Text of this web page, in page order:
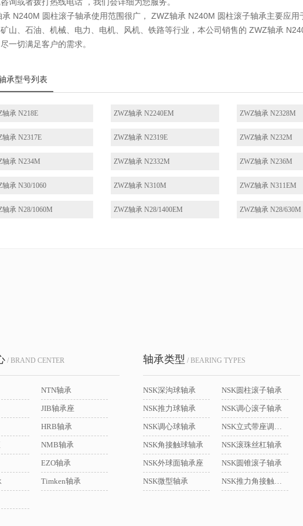
N240M 圆柱滚子轴承使用范围很广， ZWZ轴承 N240M 圆柱滚子轴承主要应用
山、石油、机械、电力、电机、风机、铁路等行业，本公司销售的 ZWZ轴承
一切满足客户的需求。
承型号列表
轴承 N218E ZWZ轴承 N2240EM ZWZ轴承 N2328M
轴承 N2317E ZWZ轴承 N2319E ZWZ轴承 N232M
轴承 N234M ZWZ轴承 N2332M ZWZ轴承 N236M
轴承 N30/1060 ZWZ轴承 N310M ZWZ轴承 N311EM
轴承 N28/1060M ZWZ轴承 N28/1400EM ZWZ轴承 N28/630M
/ BRAND CENTER
NTN轴承
JIB轴承座
HRB轴承
NMB轴承
EZO轴承
Timken轴承
轴承类型 / BEARING TYPES
NSK深沟球轴承 NSK圆柱滚子轴承
NSK推力球轴承 NSK调心滚子轴承
NSK调心球轴承 NSK立式带座调心轴承
NSK角接触球轴承 NSK滚珠丝杠轴承
NSK外球面轴承座 NSK圆锥滚子轴承
NSK微型轴承 NSK推力角接触球轴承